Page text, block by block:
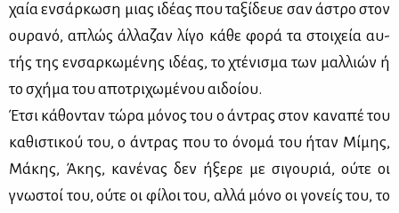
χαία εν­σάρ­κω­ση μιας ιδέ­ας που τα­ξί­δευε σαν άστρο στον
ου­ρα­νό, απλώς άλ­λα­ζαν λί­γο κά­θε φο­ρά τα στοι­χεία αυ­
τής της εν­σαρ­κω­μέ­νης ιδέ­ας, το χτέ­νι­σμα των μαλ­λιών ή
το σχή­μα του απο­τρι­χω­μέ­νου αι­δοί­ου.
Έτσι κά­θο­νταν τώ­ρα μό­νος του ο άντρας στον κα­να­πέ του
κα­θι­στι­κού του, ο άντρας που το όνο­μά του ήταν Μί­μης,
Μά­κης, Άκης, κα­νέ­νας δεν ήξε­ρε με σι­γου­ριά, ού­τε οι
γνω­στοί του, ού­τε οι φί­λοι του, αλ­λά μό­νο οι γο­νείς του, το